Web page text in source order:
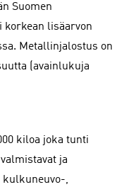
Suomen
korkean lisäarvon
Metallinjalostus on
(avainlukuja
kiloa joka tunti
ja
kulkuneuvo-,